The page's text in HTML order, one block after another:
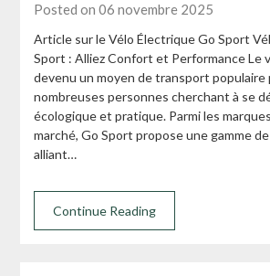
Posted on 06 novembre 2025
Article sur le Vélo Électrique Go Sport
Sport : Alliez Confort et Performance Le
devenu un moyen de transport populaire
nombreuses personnes cherchant à se
écologique et pratique. Parmi les
marché, Go Sport propose une gamme
alliant…
Continue Reading